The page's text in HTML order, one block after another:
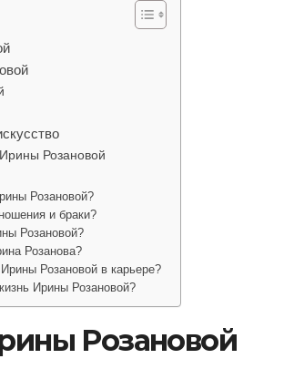
Розановой
Розановой?
и браки?
Розановой?
Розанова?
Розановой в карьере?
Ирины Розановой?
Розановой